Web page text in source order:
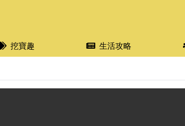
挖寶趣 生活攻略